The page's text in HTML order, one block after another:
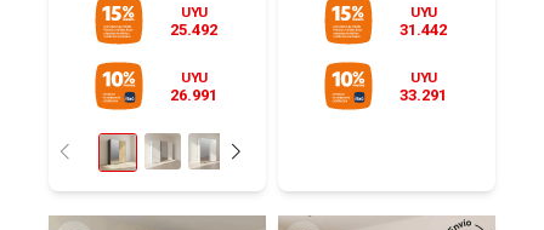
UYU
25.492
UYU
26.991
UYU
31.442
UYU
33.291